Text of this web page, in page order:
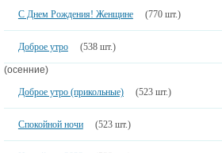
С Днем Рождения! Женщине (770 шт.)
Доброе утро (538 шт.)
(осенние)
Доброе утро (прикольные)
(523 шт.)
Спокойной ночи (523 шт.)